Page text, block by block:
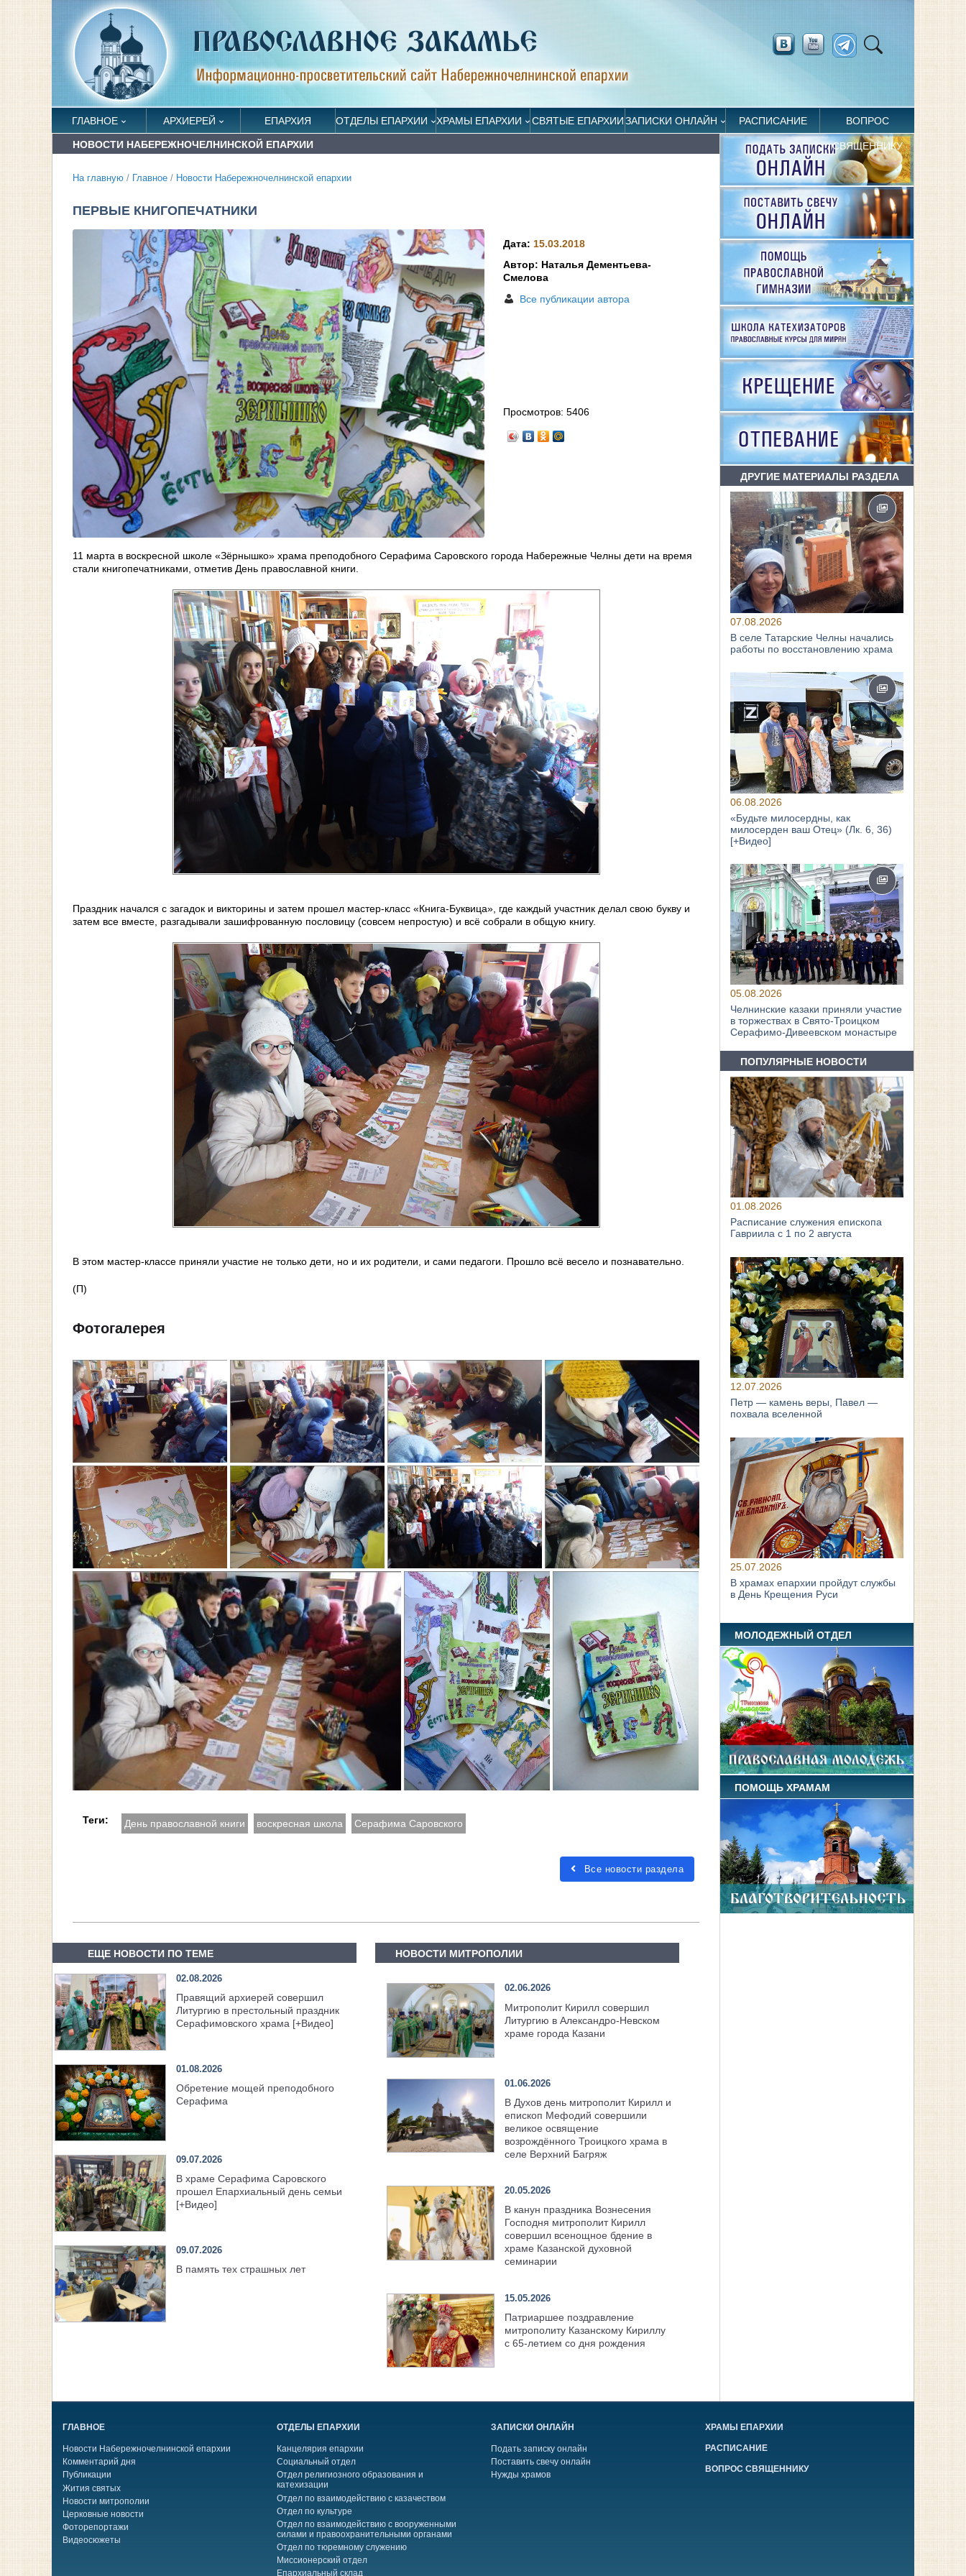
ГЛАВНОЕ АРХИЕРЕЙ ЕПАРХИЯ ОТДЕЛЫ ЕПАРХИИ ХРАМЫ ЕПАРХИИ СВЯТЫЕ ЕПАРХИИЗАПИСКИ ОНЛАЙН РАСПИСАНИЕ ВОПРОС
СВЯЩЕННИКУ
НОВОСТИ НАБЕРЕЖНОЧЕЛНИНСКОЙ ЕПАРХИИ
На главную / Главное / Новости Набережночелнинской епархии
ПЕРВЫЕ КНИГОПЕЧАТНИКИ
Дата: 15.03.2018
Автор: Наталья Дементьева-
Смелова
Все публикации автора
Просмотров:5406
11 марта в воскресной школе «Зёрнышко» храма преподобного Серафима Саровского города Набережные Челны дети на время
стали книгопечатниками, отметив День православной книги.
Праздник начался с загадок и викторины и затем прошел мастер-класс «Книга-Буквица», где каждый участник делал свою букву и
затем все вместе, разгадывали зашифрованную пословицу (совсем непростую) и всё собрали в общую книгу.
В этом мастер-классе приняли участие не только дети, но и их родители, и сами педагоги. Прошло всё весело и познавательно.
(П)
Фотогалерея
Теги: День православной книги воскресная школа Серафима Саровского
Все новости раздела
ЕЩЕ НОВОСТИ ПО ТЕМЕ
02.08.2026
Правящий архиерей совершил
Литургию в престольный праздник
Серафимовского храма [+Видео]
01.08.2026
Обретение мощей преподобного
Серафима
09.07.2026
В храме Серафима Саровского
прошел Епархиальный день семьи
[+Видео]
09.07.2026
В память тех страшных лет
НОВОСТИ МИТРОПОЛИИ
02.06.2026
Митрополит Кирилл совершил
Литургию в Александро-Невском
храме города Казани
01.06.2026
В Духов день митрополит Кирилл и
епископ Мефодий совершили
великое освящение
возрождённого Троицкого храма в
селе Верхний Багряж
20.05.2026
В канун праздника Вознесения
Господня митрополит Кирилл
совершил всенощное бдение в
храме Казанской духовной
семинарии
15.05.2026
Патриаршее поздравление
митрополиту Казанскому Кириллу
с 65-летием со дня рождения
ДРУГИЕ МАТЕРИАЛЫ РАЗДЕЛА
07.08.2026
В селе Татарские Челны начались
работы по восстановлению храма
06.08.2026
«Будьте милосердны, как
милосерден ваш Отец» (Лк. 6, 36)
[+Видео]
05.08.2026
Челнинские казаки приняли участие
в торжествах в Свято‑Троицком
Серафимо‑Дивеевском монастыре
ПОПУЛЯРНЫЕ НОВОСТИ
01.08.2026
Расписание служения епископа
Гавриила с 1 по 2 августа
12.07.2026
Петр — камень веры, Павел —
похвала вселенной
25.07.2026
В храмах епархии пройдут службы
в День Крещения Руси
МОЛОДЕЖНЫЙ ОТДЕЛ
ПОМОЩЬ ХРАМАМ
ГЛАВНОЕ
Новости Набережночелнинской епархии
Комментарий дня
Публикации
Жития святых
Новости митрополии
Церковные новости
Фоторепортажи
Видеосюжеты
ОТДЕЛЫ ЕПАРХИИ
Канцелярия епархии
Социальный отдел
Отдел религиозного образования и
катехизации
Отдел по взаимодействию с казачеством
Отдел по культуре
Отдел по взаимодействию с вооруженными
силами и правоохранительными органами
Отдел по тюремному служению
Миссионерский отдел
Епархиальный склад
ЗАПИСКИ ОНЛАЙН
Подать записку онлайн
Поставить свечу онлайн
Нужды храмов
ХРАМЫ ЕПАРХИИ
РАСПИСАНИЕ
ВОПРОС СВЯЩЕННИКУ